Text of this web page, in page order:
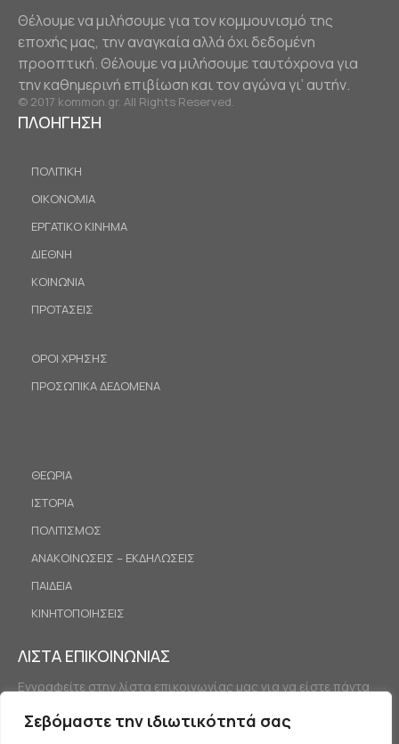
Σεβόμαστε την ιδιωτικότητά σας
Θέλουμε να μιλήσουμε για τον κομμουνισμό της
εποχής μας, την αναγκαία αλλά όχι δεδομένη
προοπτική. Θέλουμε να μιλήσουμε ταυτόχρονα για
την καθημερινή επιβίωση και τον αγώνα γι’ αυτήν.
© 2017 kommon.gr. All Rights Reserved.
ΠΛΟΗΓΗΣΗ
ΠΟΛΙΤΙΚΗ
ΟΙΚΟΝΟΜΙΑ
ΕΡΓΑΤΙΚΟ ΚΙΝΗΜΑ
ΔΙΕΘΝΗ
ΚΟΙΝΩΝΙΑ
ΠΡΟΤΑΣΕΙΣ
ΟΡΟΙ ΧΡΗΣΗΣ
ΠΡΟΣΩΠΙΚΑ ΔΕΔΟΜΕΝΑ
ΘΕΩΡΙΑ
ΙΣΤΟΡΙΑ
ΠΟΛΙΤΙΣΜΟΣ
ΑΝΑΚΟΙΝΩΣΕΙΣ – ΕΚΔΗΛΩΣΕΙΣ
ΠΑΙΔΕΙΑ
ΚΙΝΗΤΟΠΟΙΗΣΕΙΣ
ΛΙΣΤΑ ΕΠΙΚΟΙΝΩΝΙΑΣ
Εγγραφείτε στην λίστα επικοινωνίας μας για να είστε πάντα